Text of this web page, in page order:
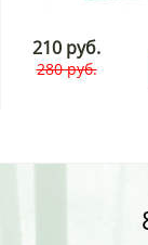
210 руб.
280 руб.